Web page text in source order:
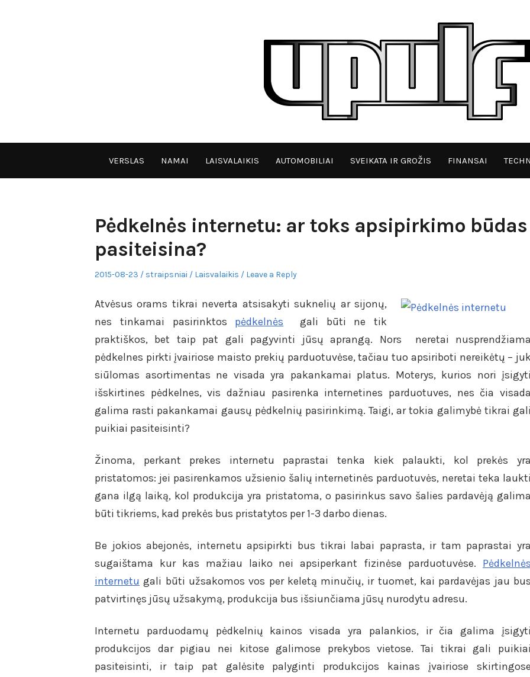
VPULF
VERSLAS NAMAI LAISVALAIKIS AUTOMOBILIAI SVEIKATA IR GROŽIS FINANSAI
Pėdkelnės internetu: ar toks apsipirkimo būdas
pasiteisina?
Posted
2015-08-23 Author
straipsniai
Posted
Laisvalaikis Leave a Reply
Atvėsus orams tikrai neverta atsisakyti suknelių ar sijonų,
nes tinkamai pasirinktos pėdkelnės gali būti ne tik
praktiškos, bet taip pat gali pagyvinti jūsų aprangą. Nors neretai nusprendžiama
pėdkelnes pirkti įvairiose maisto prekių parduotuvėse, tačiau tuo apsiriboti nereikėtų –
siūlomas asortimentas ne visada yra pakankamai platus. Moterys, kurios nori įsigyti
išskirtines pėdkelnes, vis dažniau pasirenka internetines parduotuves, nes čia visada
galima rasti pakankamai gausų pėdkelnių pasirinkimą. Taigi, ar tokia galimybė tikrai gali
puikiai pasiteisinti?
Žinoma, perkant prekes internetu paprastai tenka kiek palaukti, kol prekės yra
pristatomos: jei pasirenkamos užsienio šalių internetinės parduotuvės, neretai teka laukti
gana ilgą laiką, kol produkcija yra pristatoma, o pasirinkus savo šalies pardavėją galima
būti tikriems, kad prekės bus pristatytos per 1-3 darbo dienas.
Be jokios abejonės, internetu apsipirkti bus tikrai labai paprasta, ir tam paprastai yra
sugaištama kur kas mažiau laiko nei apsiperkant fizinėse parduotuvėse. Pėdkelnės
internetu gali būti užsakomos vos per keletą minučių, ir tuomet, kai pardavėjas jau bus
patvirtinęs jūsų užsakymą, produkcija bus išsiunčiama jūsų nurodytu adresu.
Internetu parduodamų pėdkelnių kainos visada yra palankios, ir čia galima įsigyti
produkcijos dar pigiau nei kitose galimose prekybos vietose. Tai tikrai gali puikiai
pasiteisinti, ir taip pat galėsite palyginti produkcijos kainas įvairiose skirtingose